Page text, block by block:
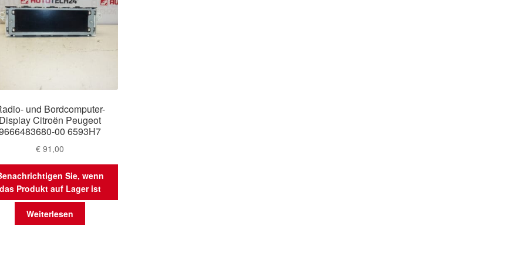
und Bordcomputer-
Citroën Peugeot
00 6593H7
€ 91,00
Sie, wenn
Produkt auf Lager ist
Weiterlesen